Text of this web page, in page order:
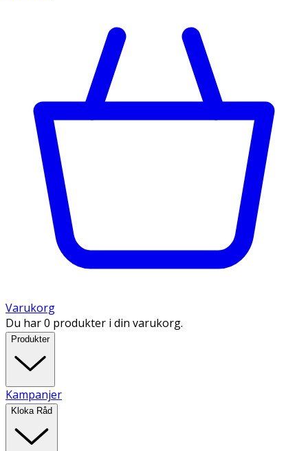
Varukorg
Du har 0 produkter i din varukorg.
Produkter
Kampanjer
Kloka Råd